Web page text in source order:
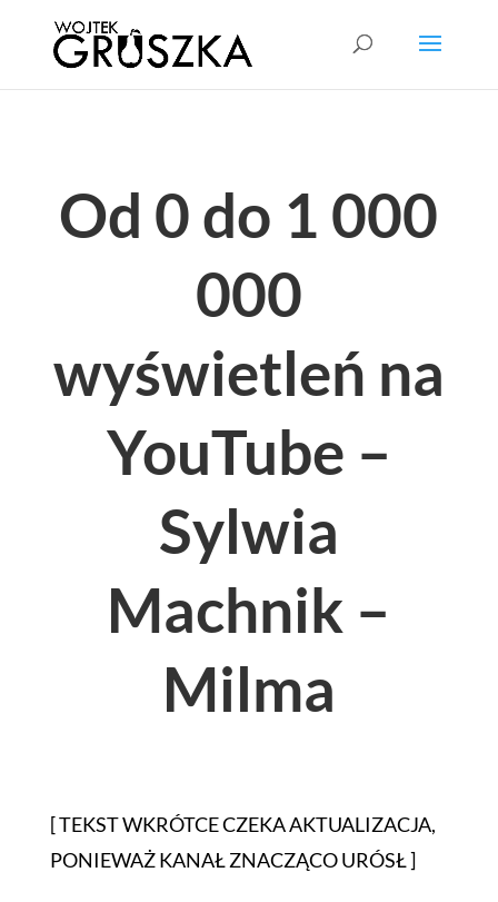
Od 0 do 1 000
000
wyświetleń na
YouTube –
Sylwia
Machnik –
Milma
[ TEKST WKRÓTCE CZEKA AKTUALIZACJA,
PONIEWAŻ KANAŁ ZNACZĄCO URÓSŁ ]